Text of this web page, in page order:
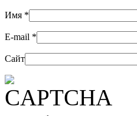
Имя *
E-mail *
Сайт